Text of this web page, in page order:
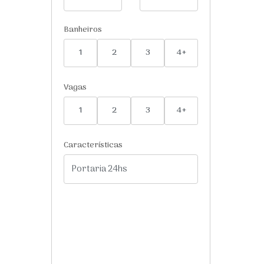
Banheiros
1
2 3 4+
Vagas
1
2 3 4+
Características